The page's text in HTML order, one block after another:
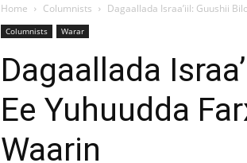
Home Columnists Dagaallada Israa’iil: Guushii
Columnists Warar
Dagaallada
Ee Yuhuudda
Waarin